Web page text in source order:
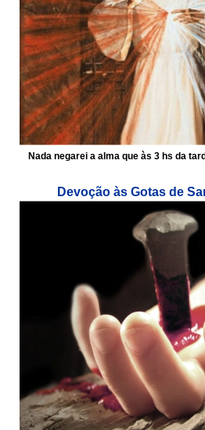
Nada negarei a alma que às 3 hs da
Devoção às Gotas de